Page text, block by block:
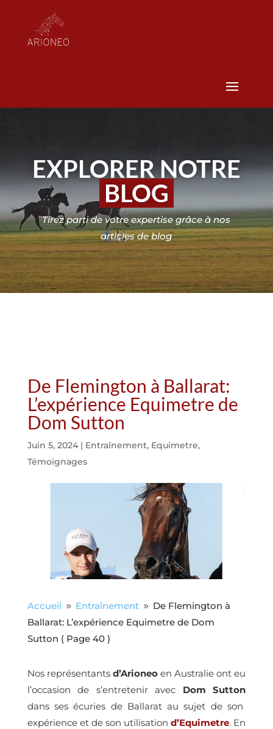
EXPLORER NOTRE
BLOG
Tirez parti de votre expertise grâce à nos
articles de blog
De Flemington à Ballarat:
L’expérience Equimetre de
Dom Sutton
Juin 5, 2024| Entraînement, Equimetre,
Témoignages
Accueil 9 Entraînement 9 De Flemington à
Ballarat: L’expérience Equimetre de Dom
Sutton ( Page 40 )
Nos représentants d’Arioneoen Australie ont eu
l’occasion de s’entretenir avec Dom Sutton
dans ses écuries de Ballarat au sujet de son
expérience et de son utilisationd’Equimetre. En